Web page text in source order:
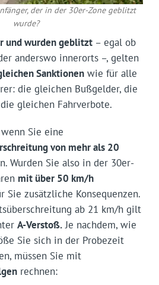
der in der 30er-Zone geblitzt
wurde?
und wurden geblitzt– egal ob
anderswo innerorts –, gelten
Sanktionenwie für alle
die gleichen Bußgelder, die
gleichen Fahrverbote.
Sie eine
von mehr als 20
Wurden Sie also in der 30er-
mit über 50 km/h
Sie zusätzliche Konsequenzen.
ab 21 km/h gilt
A-Verstoß.Je nachdem, wie
Sie sich in der Probezeit
müssen Sie mit
rechnen: